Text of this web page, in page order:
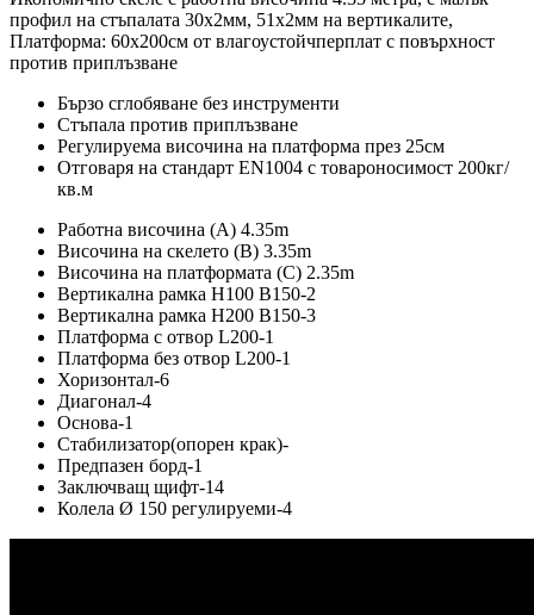
профил на стъпалата 30х2мм, 51x2мм на вертикалите,
Платформа: 60х200см от влагоустойчперплат с повърхност
против приплъзване
Бързо сглобяване без инструменти
Стъпала против приплъзване
Регулируема височина на платформа през 25см
Отговаря на стандарт EN1004 с товароносимост 200кг/
кв.м
Работна височина (А) 4.35m
Височина на скелето (B) 3.35m
Височина на платформата (C) 2.35m
Вертикална рамка H100 B150-2
Вертикална рамка H200 B150-3
Платформа с отвор L200-1
Платформа без отвор L200-1
Хоризонтал-6
Диагонал-4
Основа-1
Стабилизатор(опорен крак)-
Предпазен борд-1
Заключващ щифт-14
Колела Ø 150 регулируеми-4